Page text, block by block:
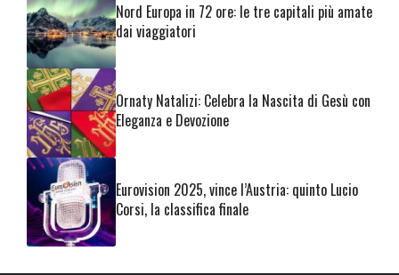
Nord Europa in 72 ore: le tre capitali più amate
dai viaggiatori
Ornaty Natalizi: Celebra la Nascita di Gesù con
Eleganza e Devozione
Eurovision 2025, vince l’Austria: quinto Lucio
Corsi, la classifica finale